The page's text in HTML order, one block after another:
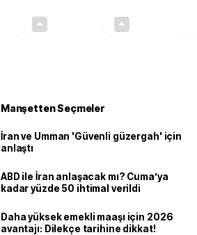
Manşetten Seçmeler
İran ve Umman 'Güvenli güzergah' için
anlaştı
ABD ile İran anlaşacak mı? Cuma’ya
kadar yüzde 50 ihtimal verildi
Daha yüksek emekli maaşı için 2026
avantajı: Dilekçe tarihine dikkat!